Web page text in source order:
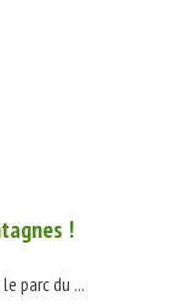
!
parc du ...